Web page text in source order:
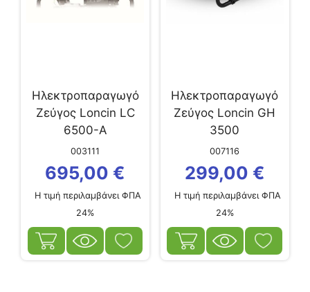
Ηλεκτροπαραγωγό
Ζεύγος Loncin LC
6500-A
003111
695,00 €
Η τιμή περιλαμβάνει ΦΠΑ
24%
Ηλεκτροπαραγωγό
Ζεύγος Loncin GH
3500
007116
299,00 €
Η τιμή περιλαμβάνει ΦΠΑ
24%